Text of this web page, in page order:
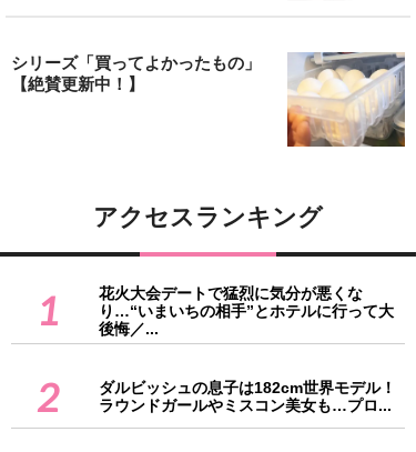
シリーズ「買ってよかったもの」
【絶賛更新中！】
アクセスランキング
1
花火大会デートで猛烈に気分が悪くな
り…“いまいちの相手”とホテルに行って大
後悔／...
2
ダルビッシュの息子は182cm世界モデル！
ラウンドガールやミスコン美女も…プロ...